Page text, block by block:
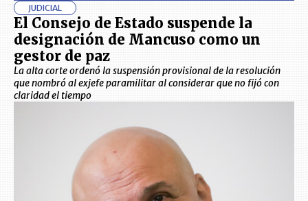
JUDICIAL
El Consejo de Estado suspende la
designación de Mancuso como un
gestor de paz
La alta corte ordenó la suspensión provisional de la resolución
que nombró al exjefe paramilitar al considerar que no fijó con
claridad el tiempo